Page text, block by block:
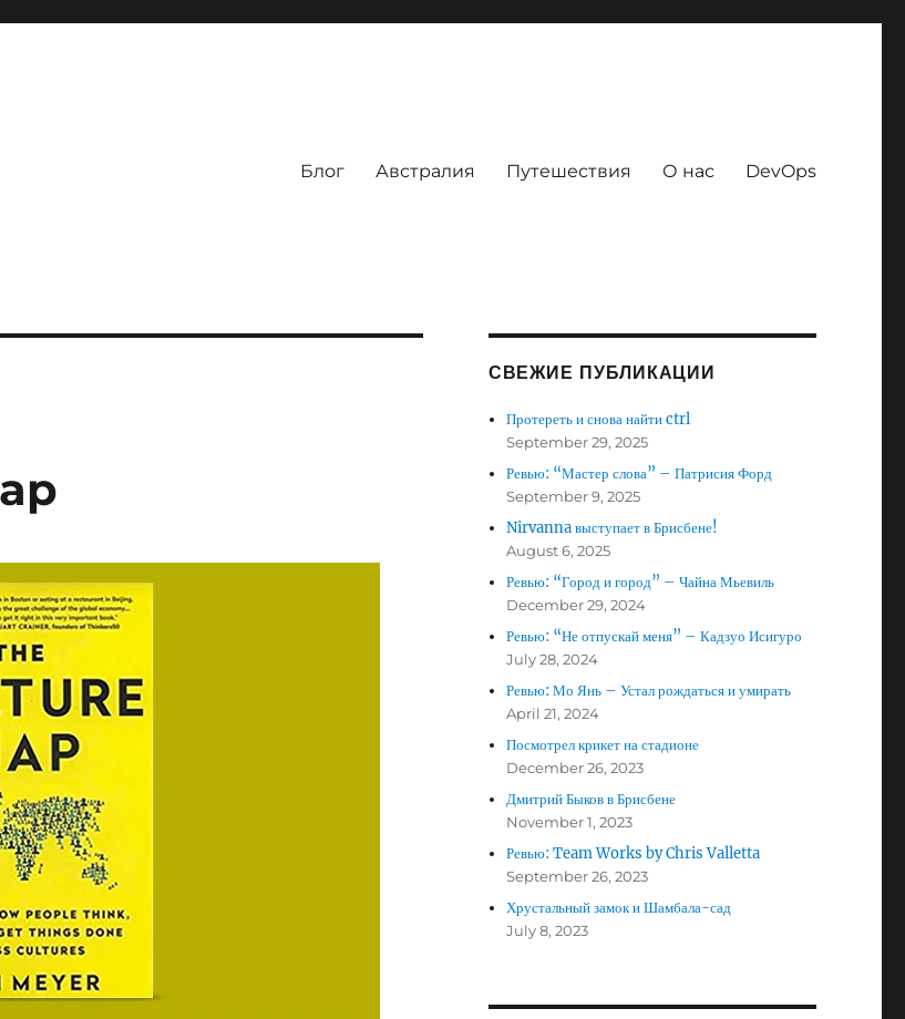
Блог Австралия Путешествия О нас DevOps
СВЕЖИЕ ПУБЛИКАЦИИ
Протереть и снова найти ctrl
September 29, 2025
Ревью: “Мастер слова” – Патрисия Форд
September 9, 2025
Nirvanna выступает в Брисбене!
August 6, 2025
Ревью: “Город и город” – Чайна Мьевиль
December 29, 2024
Ревью: “Не отпускай меня” – Кадзуо Исигуро
July 28, 2024
Ревью: Мо Янь – Устал рождаться и умирать
April 21, 2024
Посмотрел крикет на стадионе
December 26, 2023
Дмитрий Быков в Брисбене
November 1, 2023
Ревью: Team Works by Chris Valletta
September 26, 2023
Хрустальный замок и Шамбала-сад
July 8, 2023